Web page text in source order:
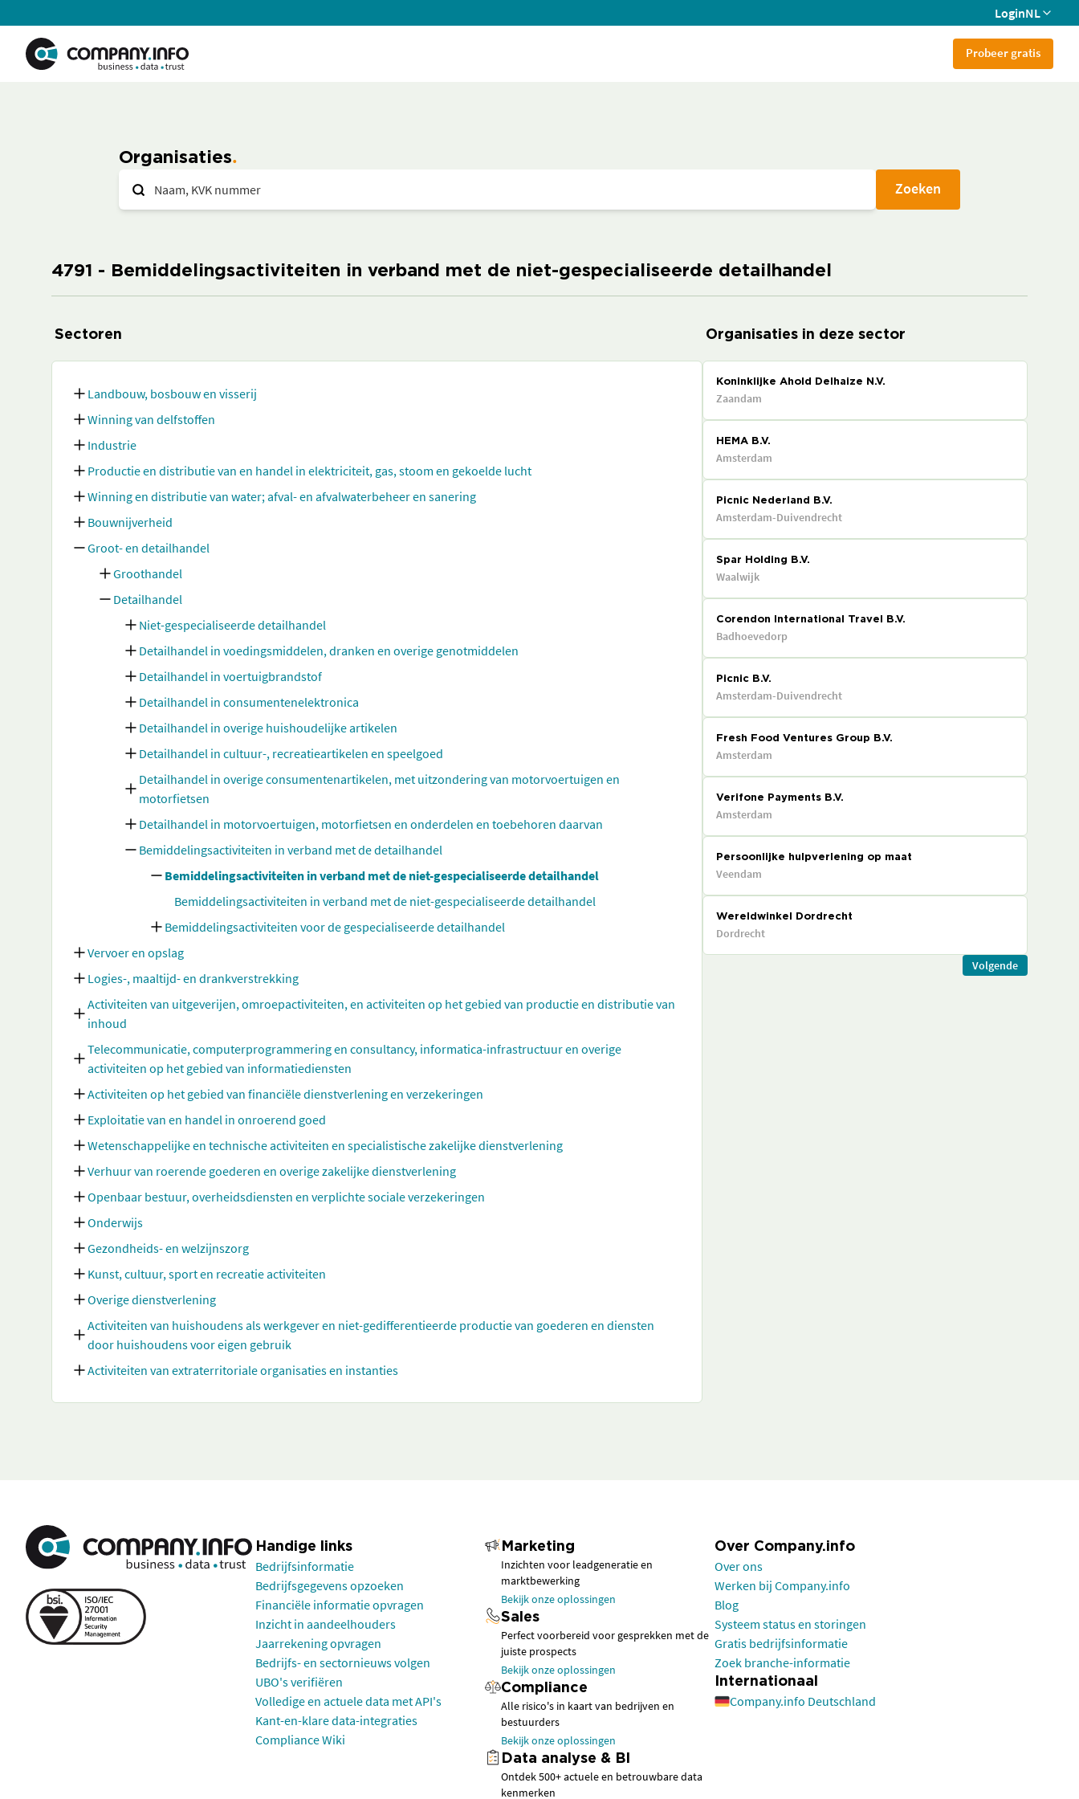
LoginNL
Probeer gratis
Organisaties
Zoeken
4791 - Bemiddelingsactiviteiten in verband met de niet-gespecialiseerde detailhandel
Sectoren
Landbouw, bosbouw en visserij
Winning van delfstoffen
Industrie
Productie en distributie van en handel in elektriciteit, gas, stoom en gekoelde lucht
Winning en distributie van water; afval- en afvalwaterbeheer en sanering
Bouwnijverheid
Groot- en detailhandel
Groothandel
Detailhandel
Niet-gespecialiseerde detailhandel
Detailhandel in voedingsmiddelen, dranken en overige genotmiddelen
Detailhandel in voertuigbrandstof
Detailhandel in consumentenelektronica
Detailhandel in overige huishoudelijke artikelen
Detailhandel in cultuur-, recreatieartikelen en speelgoed
Detailhandel in overige consumentenartikelen, met uitzondering van motorvoertuigen en
motorfietsen
Detailhandel in motorvoertuigen, motorfietsen en onderdelen en toebehoren daarvan
Bemiddelingsactiviteiten in verband met de detailhandel
Bemiddelingsactiviteiten in verband met de niet-gespecialiseerde detailhandel
Bemiddelingsactiviteiten in verband met de niet-gespecialiseerde detailhandel
Bemiddelingsactiviteiten voor de gespecialiseerde detailhandel
Vervoer en opslag
Logies-, maaltijd- en drankverstrekking
Activiteiten van uitgeverijen, omroepactiviteiten, en activiteiten op het gebied van productie en distributie van
inhoud
Telecommunicatie, computerprogrammering en consultancy, informatica-infrastructuur en overige
activiteiten op het gebied van informatiediensten
Activiteiten op het gebied van financiële dienstverlening en verzekeringen
Exploitatie van en handel in onroerend goed
Wetenschappelijke en technische activiteiten en specialistische zakelijke dienstverlening
Verhuur van roerende goederen en overige zakelijke dienstverlening
Openbaar bestuur, overheidsdiensten en verplichte sociale verzekeringen
Onderwijs
Gezondheids- en welzijnszorg
Kunst, cultuur, sport en recreatie activiteiten
Overige dienstverlening
Activiteiten van huishoudens als werkgever en niet-gedifferentieerde productie van goederen en diensten
door huishoudens voor eigen gebruik
Activiteiten van extraterritoriale organisaties en instanties
Organisaties in deze sector
Koninklijke Ahold Delhaize N.V.
Zaandam
HEMA B.V.
Amsterdam
Picnic Nederland B.V.
Amsterdam-Duivendrecht
Spar Holding B.V.
Waalwijk
Corendon International Travel B.V.
Badhoevedorp
Picnic B.V.
Amsterdam-Duivendrecht
Fresh Food Ventures Group B.V.
Amsterdam
Verifone Payments B.V.
Amsterdam
Persoonlijke hulpverlening op maat
Veendam
Wereldwinkel Dordrecht
Dordrecht
Volgende
Handige links
Bedrijfsinformatie
Bedrijfsgegevens opzoeken
Financiële informatie opvragen
Inzicht in aandeelhouders
Jaarrekening opvragen
Bedrijfs- en sectornieuws volgen
UBO's verifiëren
Volledige en actuele data met API's
Kant-en-klare data-integraties
Compliance Wiki
Marketing
Inzichten voor leadgeneratie en
marktbewerking
Bekijk onze oplossingen
Sales
Perfect voorbereid voor gesprekken met de
juiste prospects
Bekijk onze oplossingen
Compliance
Alle risico's in kaart van bedrijven en
bestuurders
Bekijk onze oplossingen
Data analyse & BI
Ontdek 500+ actuele en betrouwbare data
kenmerken
Over Company.info
Over ons
Werken bij Company.info
Blog
Systeem status en storingen
Gratis bedrijfsinformatie
Zoek branche-informatie
Internationaal
Company.info Deutschland